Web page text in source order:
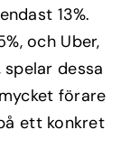
13%.
och Uber,
dessa
förare
ett konkret